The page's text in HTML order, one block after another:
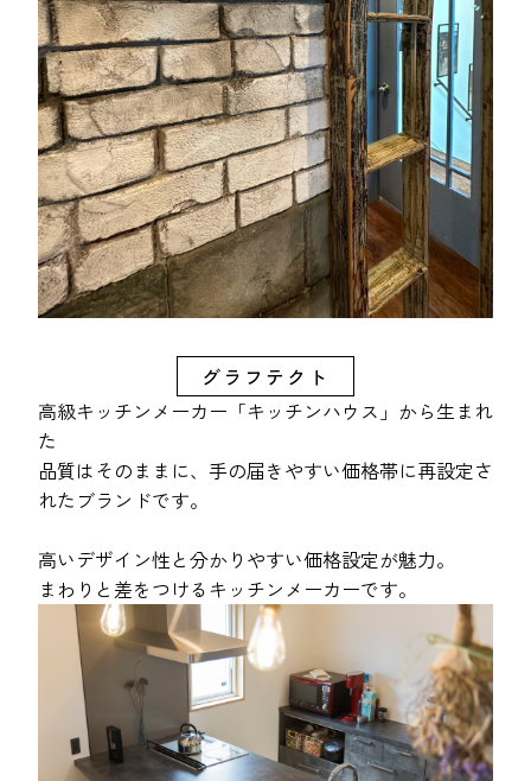
グラフテクト
高級キッチンメーカー「キッチンハウス」から生まれ
た
品質はそのままに、手の届きやすい価格帯に再設定さ
れたブランドです。
高いデザイン性と分かりやすい価格設定が魅力。
まわりと差をつけるキッチンメーカーです。